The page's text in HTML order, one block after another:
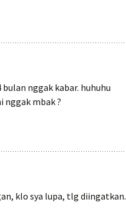
nggak kabar. huhuhu
nggak mbak ?
klo sya lupa, tlg diingatkan.